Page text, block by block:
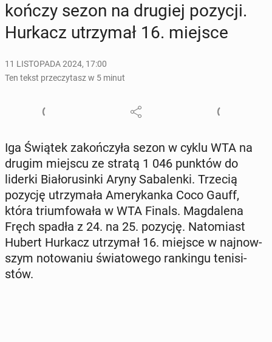
kończy sezon na drugiej pozycji.
Hurkacz utrzy­mał 16. miejsce
11 LISTOPADA 2024, 17:00
Ten tekst przeczytasz w 5 minut
Iga Świątek za­koń­czy­ła sezon w cyklu WTA na
drugim miejscu ze stratą 1 046 punktów do
liderki Bia­ło­ru­sin­ki Aryny Sa­ba­len­ki. Trzecią
pozycję utrzy­ma­ła Ame­ry­kan­ka Coco Gauff,
która trium­fo­wa­ła w WTA Finals. Mag­da­le­na
Fręch spadła z 24. na 25. pozycję. Na­to­miast
Hubert Hurkacz utrzy­mał 16. miejsce w naj­now­
szym no­to­wa­niu świa­to­we­go ran­kin­gu te­ni­si­
stów.